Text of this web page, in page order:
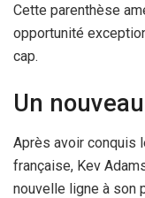
Cette parenthèse
opportunité
cap.
Un
Après avoir conquis
française, Kev
nouvelle ligne à son